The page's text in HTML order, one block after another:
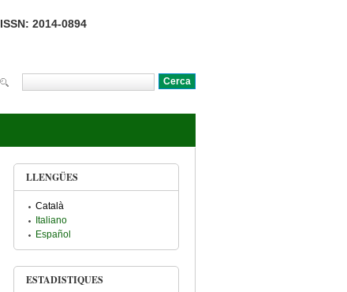
ISSN: 2014-0894
LLENGÜES
Català
Italiano
Español
ESTADISTIQUES